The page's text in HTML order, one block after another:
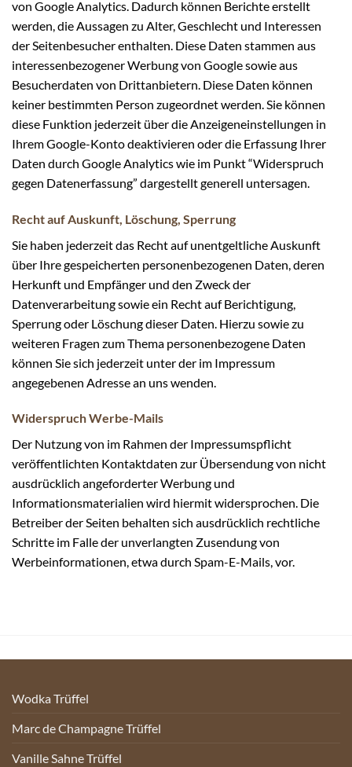
von Google Analytics. Dadurch können Berichte erstellt
werden, die Aussagen zu Alter, Geschlecht und Interessen
der Seitenbesucher enthalten. Diese Daten stammen aus
interessenbezogener Werbung von Google sowie aus
Besucherdaten von Drittanbietern. Diese Daten können
keiner bestimmten Person zugeordnet werden. Sie können
diese Funktion jederzeit über die Anzeigeneinstellungen in
Ihrem Google-Konto deaktivieren oder die Erfassung Ihrer
Daten durch Google Analytics wie im Punkt “Widerspruch
gegen Datenerfassung” dargestellt generell untersagen.
Recht auf Auskunft, Löschung, Sperrung
Sie haben jederzeit das Recht auf unentgeltliche Auskunft
über Ihre gespeicherten personenbezogenen Daten, deren
Herkunft und Empfänger und den Zweck der
Datenverarbeitung sowie ein Recht auf Berichtigung,
Sperrung oder Löschung dieser Daten. Hierzu sowie zu
weiteren Fragen zum Thema personenbezogene Daten
können Sie sich jederzeit unter der im Impressum
angegebenen Adresse an uns wenden.
Widerspruch Werbe-Mails
Der Nutzung von im Rahmen der Impressumspflicht
veröffentlichten Kontaktdaten zur Übersendung von nicht
ausdrücklich angeforderter Werbung und
Informationsmaterialien wird hiermit widersprochen. Die
Betreiber der Seiten behalten sich ausdrücklich rechtliche
Schritte im Falle der unverlangten Zusendung von
Werbeinformationen, etwa durch Spam-E-Mails, vor.
Wodka Trüffel
Marc de Champagne Trüffel
Vanille Sahne Trüffel